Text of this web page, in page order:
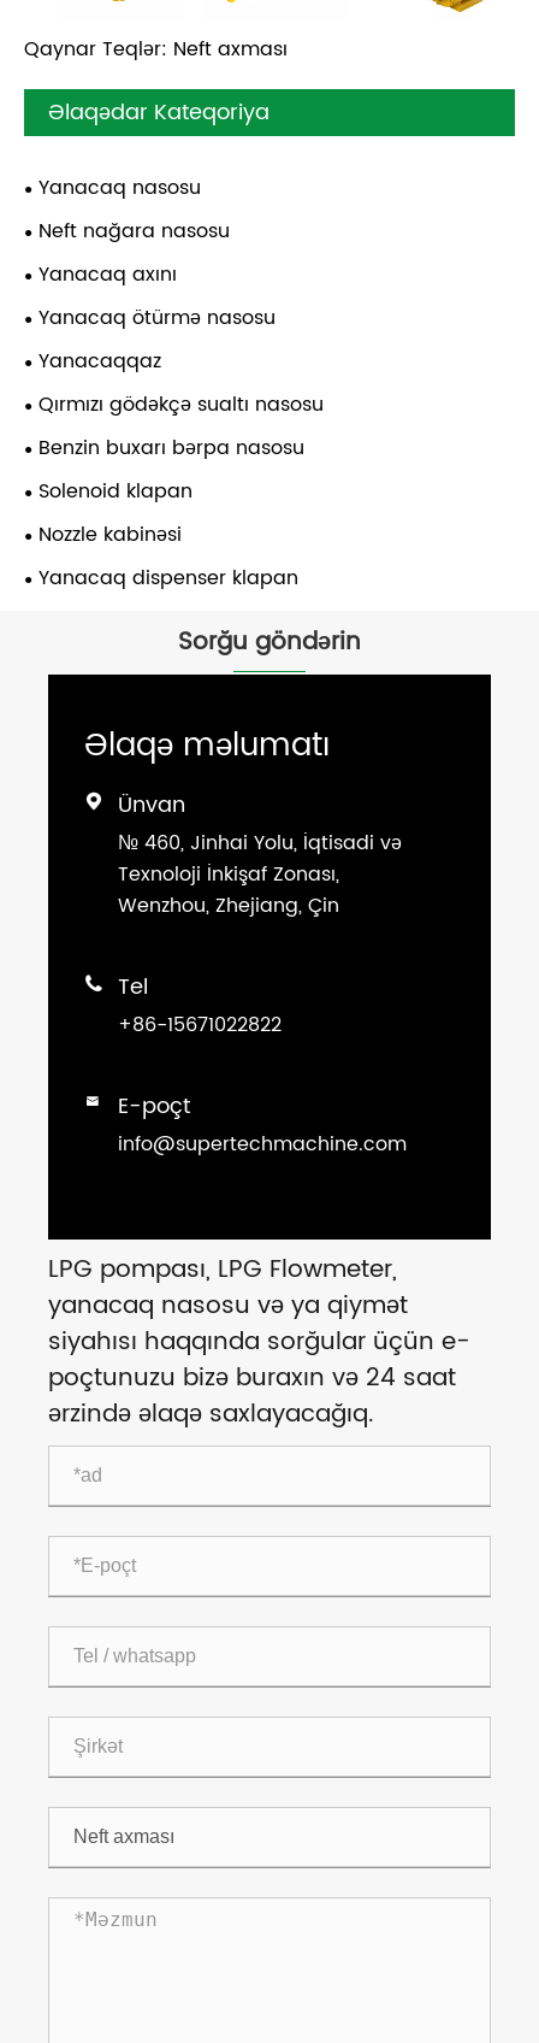
Qaynar Teqlər: Neft axması
Əlaqədar Kateqoriya
Yanacaq nasosu
Neft nağara nasosu
Yanacaq axını
Yanacaq ötürmə nasosu
Yanacaqqaz
Qırmızı gödəkçə sualtı nasosu
Benzin buxarı bərpa nasosu
Solenoid klapan
Nozzle kabinəsi
Yanacaq dispenser klapan
Sorğu göndərin
Əlaqə məlumatı
 Ünvan
№ 460, Jinhai Yolu, İqtisadi və
Texnoloji İnkişaf Zonası,
Wenzhou, Zhejiang, Çin
 Tel
+86-15671022822
 E-poçt
info@supertechmachine.com
LPG pompası, LPG Flowmeter,
yanacaq nasosu və ya qiymət
siyahısı haqqında sorğular üçün e-
poçtunuzu bizə buraxın və 24 saat
ərzində əlaqə saxlayacağıq.